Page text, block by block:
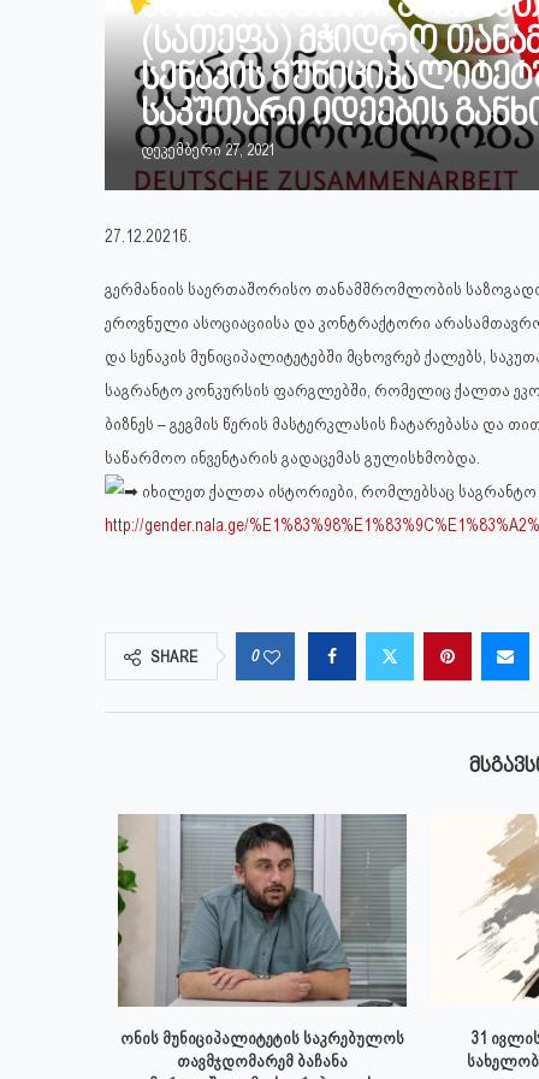
(სათეფა) მჭიდრო
სენაკის
საკუთარი იდეების
დეკემბერი 27, 2021
27.12.2021წ.
გერმანიის საერთაშორისო თანამშრომლობის
ეროვნული ასოციაციისა და კონტრაქტორი
და სენაკის მუნიციპალიტეტებში მცხოვრებ ქალებს,
საგრანტო კონკურსის ფარგლებში, რომელიც ქალთა
ბიზნეს – გეგმის წერის მასტერკლასის ჩატარებასა და
საწარმოო ინვენტარის გადაცემას გულისხმობდა.
იხილეთ ქალთა ისტორიები, რომლებსაც საგრანტო
http://gender.nala.ge/
SHARE 0
ონის მუნიციპალიტეტის საკრებულოს
თავმჯდომარემ ბაჩანა
31